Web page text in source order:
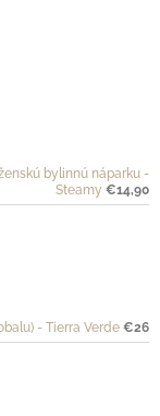
bylinnú náparku -
Steamy €14,90
- Tierra Verde €26